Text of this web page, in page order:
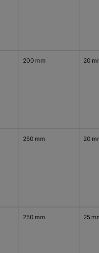
200 mm 20
250 mm 20
250 mm 25